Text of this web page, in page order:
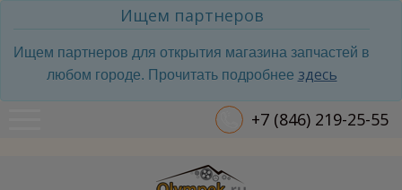
Ищем партнеров
Ищем партнеров для открытия магазина запчастей в
любом городе. Прочитать подробнее здесь
+7 (846) 219-25-55